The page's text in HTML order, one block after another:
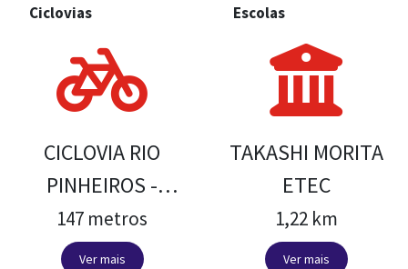
Ciclovias
CICLOVIA RIO
PINHEIROS -
MARGEM OESTE
147 metros
Ver mais
Escolas
TAKASHI MORITA
ETEC
1,22 km
Ver mais